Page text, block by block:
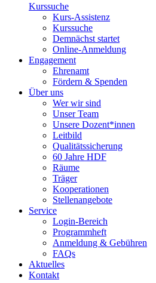
Kurssuche
Kurs-Assistenz
Kurssuche
Demnächst startet
Online-Anmeldung
Engagement
Ehrenamt
Fördern & Spenden
Über uns
Wer wir sind
Unser Team
Unsere Dozent*innen
Leitbild
Qualitätssicherung
60 Jahre HDF
Räume
Träger
Kooperationen
Stellenangebote
Service
Login-Bereich
Programmheft
Anmeldung & Gebühren
FAQs
Aktuelles
Kontakt